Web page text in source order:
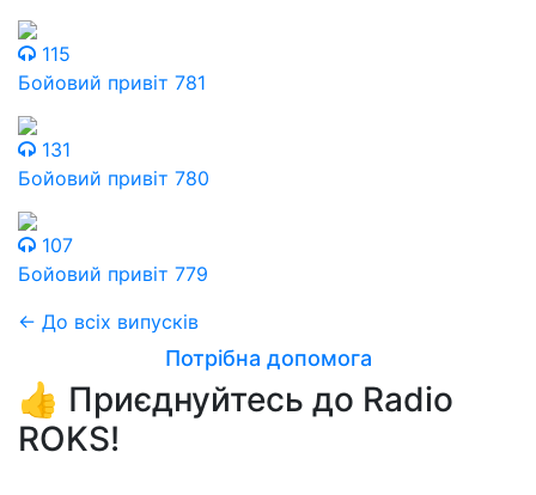
115
Бойовий привіт 781
131
Бойовий привіт 780
107
Бойовий привіт 779
← До всіх випусків
Потрібна допомога
👍 Приєднуйтесь до Radio
ROKS!